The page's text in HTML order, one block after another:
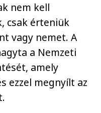
nem kell
csak érteniük
vagy nemet. A
a Nemzeti
amely
ezzel megnyílt az